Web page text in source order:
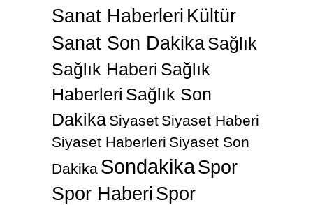
Sanat Haberleri Kültür
Sanat Son DakikaSağlık
Sağlık Haberi Sağlık
Haberleri Sağlık Son
Dakika Siyaset Siyaset Haberi
Siyaset Haberleri Siyaset Son
Dakika SondakikaSpor
Spor Haberi Spor